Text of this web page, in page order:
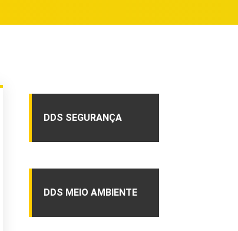
DDS SEGURANÇA
DDS MEIO AMBIENTE